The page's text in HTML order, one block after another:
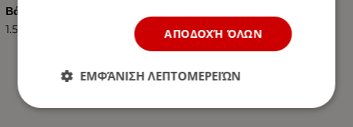
Βάρος (kg.)
1.50
ΑΠΟΔΟΧΉ ΌΛΩΝ
ΕΜΦΆΝΙΣΗ ΛΕΠΤΟΜΕΡΕΙΏΝ